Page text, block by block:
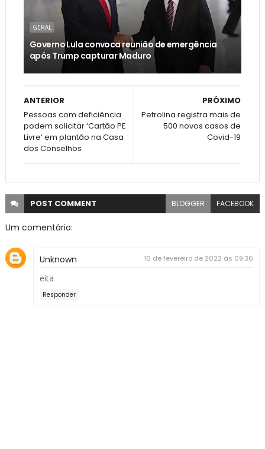
GERAL
Governo Lula convoca reunião de emergência
após Trump capturar Maduro
PRÓXIMO
Petrolina registra mais de
500 novos casos de
Covid-19
ANTERIOR
Pessoas com deficiência
podem solicitar ‘Cartão PE
Livre’ em plantão na Casa
dos Conselhos
POST COMMENT BLOGGER FACEBOOK
Um comentário:
Unknown 16 de fevereiro de 2022 às 09:36
eita
Responder